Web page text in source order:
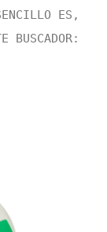
ES,
BUSCADOR: